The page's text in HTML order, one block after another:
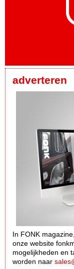
adverteren
In FONK
onze website
mogelijkheden en
worden naar